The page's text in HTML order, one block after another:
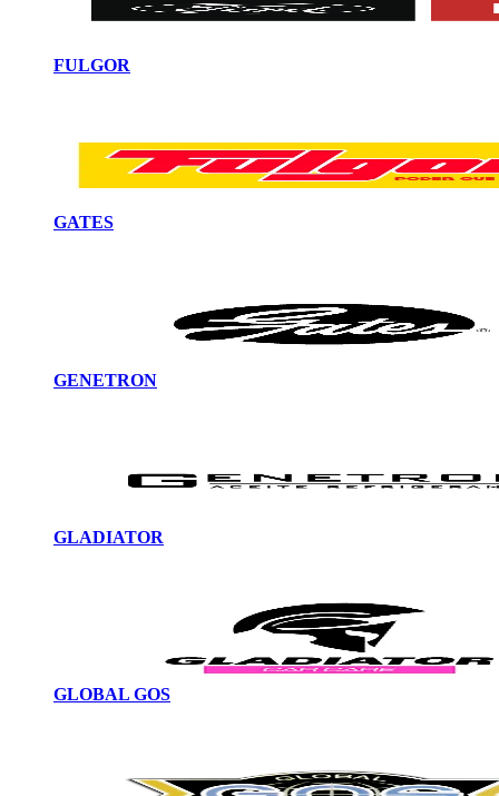
FULGOR
GATES
GENETRON
GLADIATOR
GLOBAL GOS